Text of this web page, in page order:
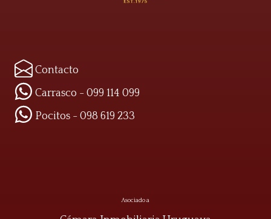
Contacto
Carrasco - 099 114 099
Pocitos - 098 619 233
Asociado a